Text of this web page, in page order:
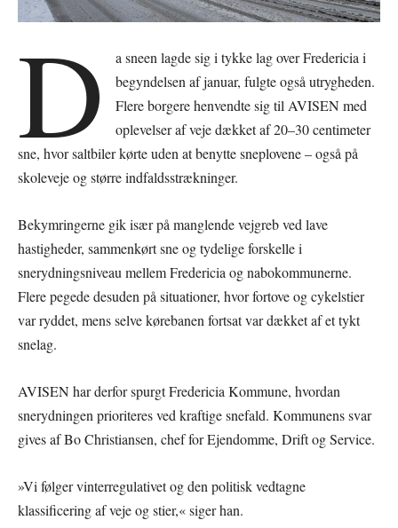
D
a sneen lagde sig i tykke lag over Fredericia i
begyndelsen af januar, fulgte også utrygheden.
Flere borgere henvendte sig til AVISEN med
oplevelser af veje dækket af 20–30 centimeter
sne, hvor saltbiler kørte uden at benytte sneplovene – også på
skoleveje og større indfaldsstrækninger.
Bekymringerne gik især på manglende vejgreb ved lave
hastigheder, sammenkørt sne og tydelige forskelle i
snerydningsniveau mellem Fredericia og nabokommunerne.
Flere pegede desuden på situationer, hvor fortove og cykelstier
var ryddet, mens selve kørebanen fortsat var dækket af et tykt
snelag.
AVISEN har derfor spurgt Fredericia Kommune, hvordan
snerydningen prioriteres ved kraftige snefald. Kommunens svar
gives af Bo Christiansen, chef for Ejendomme, Drift og Service.
»Vi følger vinterregulativet og den politisk vedtagne
klassificering af veje og stier,« siger han.